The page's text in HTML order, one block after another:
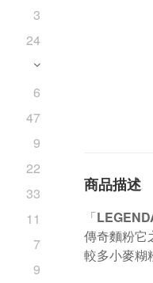
3
24
6
47
9
22
33
11
7
9
商品描述
「
傳奇麵粉它
較多小麥糊